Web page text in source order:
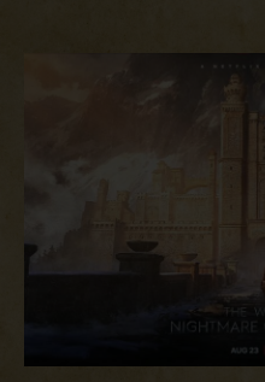
Libri e fumetti
Download